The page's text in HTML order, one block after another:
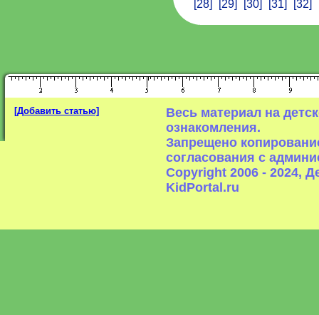
[28]
[29] [30] [31] [32]
[Добавить статью]
Весь материал на
ознакомления.
Запрещено
согласования с
Copyright 2006 - 2024,
KidPortal.ru